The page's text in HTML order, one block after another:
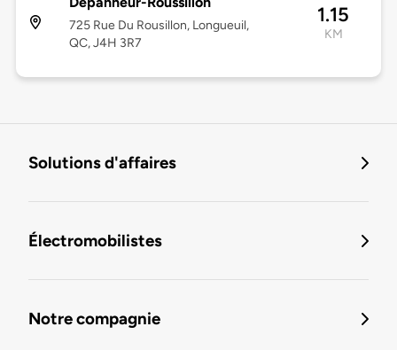
725 Rue Du Rousillon, Longueuil,
QC, J4H 3R7
1.15
KM
Solutions d'affaires
Électromobilistes
Notre compagnie